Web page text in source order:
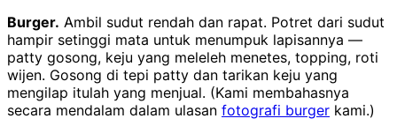
Burger. Ambil sudut rendah dan rapat. Potret dari sudut
hampir setinggi mata untuk menumpuk lapisannya —
patty gosong, keju yang meleleh menetes, topping, roti
wijen. Gosong di tepi patty dan tarikan keju yang
mengilap itulah yang menjual. (Kami membahasnya
secara mendalam dalam ulasan fotografi burger kami.)